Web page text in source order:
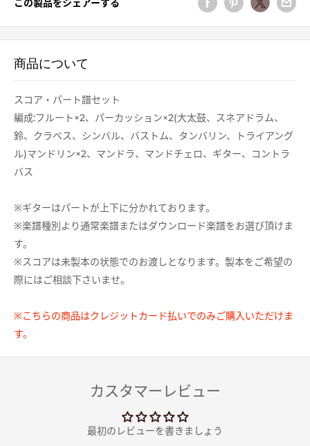
この製品をシェアーする
商品について
スコア・パート譜セット
編成:フルート×2、パーカッション×2(大太鼓、スネアドラム、
鈴、クラベス、シンバル、バストム、タンバリン、トライアング
ル)マンドリン×2、マンドラ、マンドチェロ、ギター、コントラ
バス
※ギターはパートが上下に分かれております。
※楽譜種別より通常楽譜またはダウンロード楽譜をお選び頂けま
す。
※スコアは未製本の状態でのお渡しとなります。製本をご希望の
際にはご相談下さいませ。
※こちらの商品はクレジットカード払いでのみご購入いただけま
す。
カスタマーレビュー
最初のレビューを書きましょう